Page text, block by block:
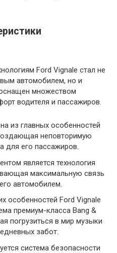
Ford Vignale стал не
автомобилем, но и
множеством
водителя и пассажиров.
из главных особенностей
неповторимую
для его пассажиров.
является технология
максимальную связь
автомобилем.
особенностей Ford Vignale
премиум-класса Bang &
погрузиться в мир музыки
забот.
система безопасности